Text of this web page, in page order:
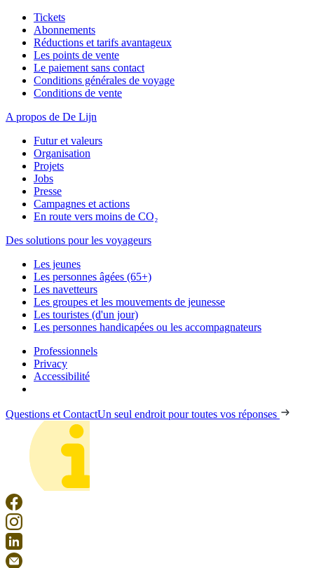
Tickets
Abonnements
Réductions et tarifs avantageux
Les points de vente
Le paiement sans contact
Conditions générales de voyage
Conditions de vente
A propos de De Lijn
Futur et valeurs
Organisation
Projets
Jobs
Presse
Campagnes et actions
En route vers moins de CO₂
Des solutions pour les voyageurs
Les jeunes
Les personnes âgées (65+)
Les navetteurs
Les groupes et les mouvements de jeunesse
Les touristes (d'un jour)
Les personnes handicapées ou les accompagnateurs
Professionnels
Privacy
Accessibilité
Questions et ContactUn seul endroit pour toutes vos réponses